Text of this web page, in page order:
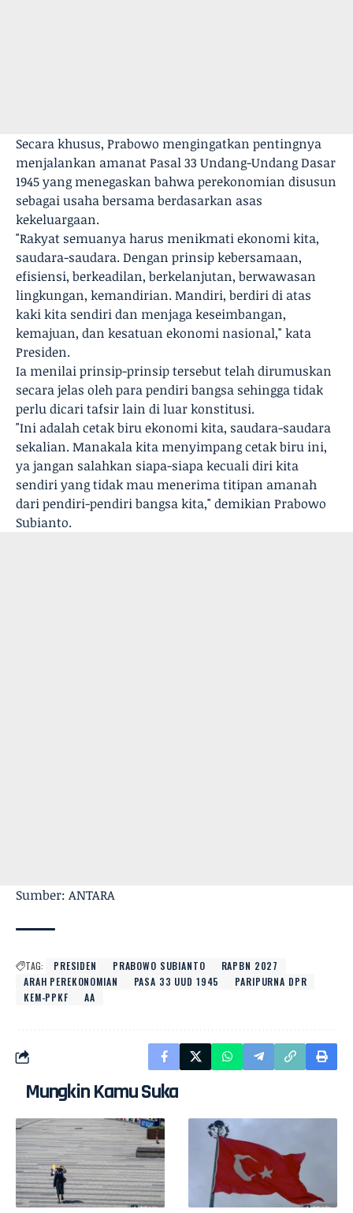
Secara khusus, Prabowo mengingatkan pentingnya
menjalankan amanat Pasal 33 Undang-Undang Dasar
1945 yang menegaskan bahwa perekonomian disusun
sebagai usaha bersama berdasarkan asas
kekeluargaan.
"Rakyat semuanya harus menikmati ekonomi kita,
saudara-saudara. Dengan prinsip kebersamaan,
efisiensi, berkeadilan, berkelanjutan, berwawasan
lingkungan, kemandirian. Mandiri, berdiri di atas
kaki kita sendiri dan menjaga keseimbangan,
kemajuan, dan kesatuan ekonomi nasional," kata
Presiden.
Ia menilai prinsip-prinsip tersebut telah dirumuskan
secara jelas oleh para pendiri bangsa sehingga tidak
perlu dicari tafsir lain di luar konstitusi.
"Ini adalah cetak biru ekonomi kita, saudara-saudara
sekalian. Manakala kita menyimpang cetak biru ini,
ya jangan salahkan siapa-siapa kecuali diri kita
sendiri yang tidak mau menerima titipan amanah
dari pendiri-pendiri bangsa kita," demikian Prabowo
Subianto.
Sumber: ANTARA
TAG: PRESIDEN PRABOWO SUBIANTO
RAPBN 2027
ARAH PEREKONOMIAN
PASA 33 UUD 1945
PARIPURNA DPR
KEM-PPKF
AA
Mungkin Kamu Suka